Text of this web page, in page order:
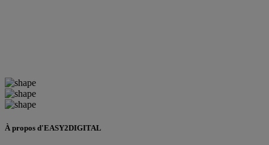
À propos d'EASY2DIGITAL